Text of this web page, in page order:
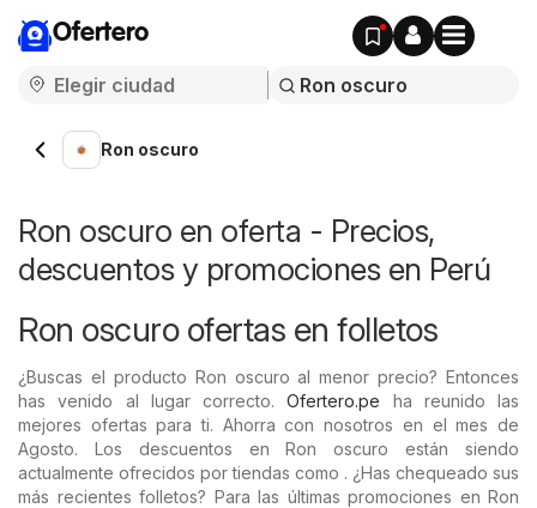
Ofertero
Ron oscuro
Ron oscuro en oferta - Precios,
descuentos y promociones en Perú
Ron oscuro ofertas en folletos
¿Buscas el producto Ron oscuro al menor precio? Entonces
has venido al lugar correcto.Ofertero.pe ha reunido las
mejores ofertas para ti. Ahorra con nosotros en el mes de
Agosto. Los descuentos en Ron oscuro están siendo
actualmente ofrecidos por tiendas como . ¿Has chequeado sus
más recientes folletos? Para las últimas promociones en Ron